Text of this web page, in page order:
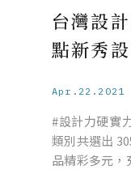
台灣設
點新秀
Apr.22.2021
#設計力硬實
類別共選出
品精彩多元，